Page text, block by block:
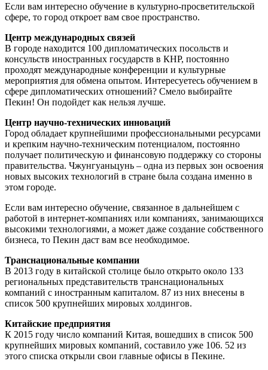
Если вам интересно обучение в культурно-просветительской
сфере, то город откроет вам свое пространство.
Центр международных связей
В городе находится 100 дипломатических посольств и
консульств иностранных государств в КНР, постоянно
проходят международные конференции и культурные
мероприятия для обмена опытом. Интересуетесь обучением в
сфере дипломатических отношений? Смело выбирайте
Пекин! Он подойдет как нельзя лучше.
Центр научно-технических инноваций
Город обладает крупнейшими профессиональными ресурсами
и крепким научно-техническим потенциалом, постоянно
получает политическую и финансовую поддержку со стороны
правительства. Чжунгуаньцунь – одна из первых зон освоения
новых высоких технологий в стране была создана именно в
этом городе.
Если вам интересно обучение, связанное в дальнейшем с
работой в интернет-компаниях или компаниях, занимающихся
высокими технологиями, а может даже создание собственного
бизнеса, то Пекин даст вам все необходимое.
Транснациональные компании
В 2013 году в китайской столице было открыто около 133
региональных представительств транснациональных
компаний с иностранным капиталом. 87 из них внесены в
список 500 крупнейших мировых холдингов.
Китайские предприятия
К 2015 году число компаний Китая, вошедших в список 500
крупнейших мировых компаний, составило уже 106. 52 из
этого списка открыли свои главные офисы в Пекине.